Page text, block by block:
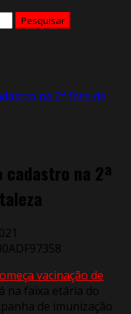
na 2ª fase de
cadastro na 2ª
vacinação de
na faixa etária do
de imunização